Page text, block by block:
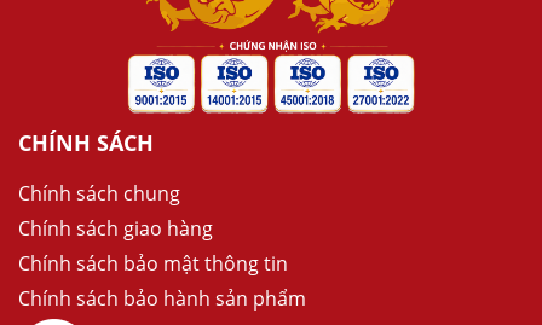
CHÍNH SÁCH
Chính sách chung
Chính sách giao hàng
Chính sách bảo mật thông tin
Chính sách bảo hành sản phẩm